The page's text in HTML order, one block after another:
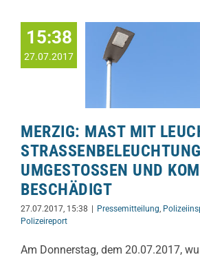
15:38
27.07.2017
MERZIG: MAST MIT
MGESTOSSEN UND
SCHÄDIGT
27.07.2017, 15:38 | Pressemitteilung
Polizeireport
Am Donnerstag, dem 20.07.2017,